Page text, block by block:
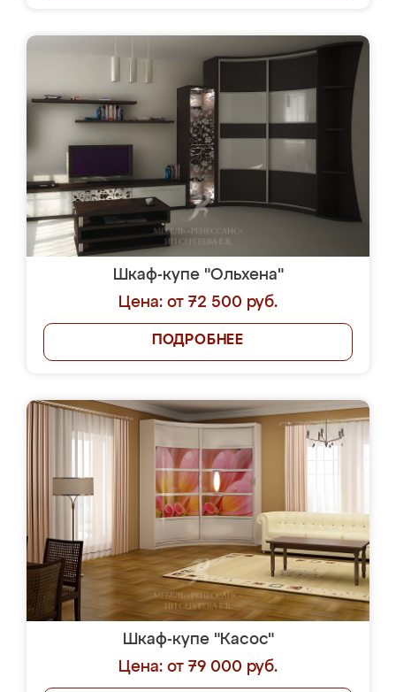
Шкаф-купе "Ольхена"
Цена: от 72 500 руб.
ПОДРОБНЕЕ
Шкаф-купе "Касос"
Цена: от 79 000 руб.